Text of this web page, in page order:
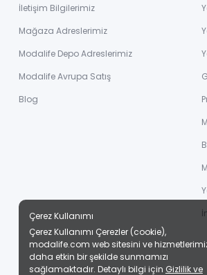
İletişim Bilgilerimiz
Mağaza Adreslerimiz
Modalife Depo Adreslerimiz
Modalife Avrupa Satış
Blog
Çerez Kullanımı
Çerez Kullanımı Çerezler (cookie),
modalife.com web sitesini ve
daha etkin bir şekilde sunmamızı
sağlamaktadır. Detaylı bilgi için Gizlilik ve